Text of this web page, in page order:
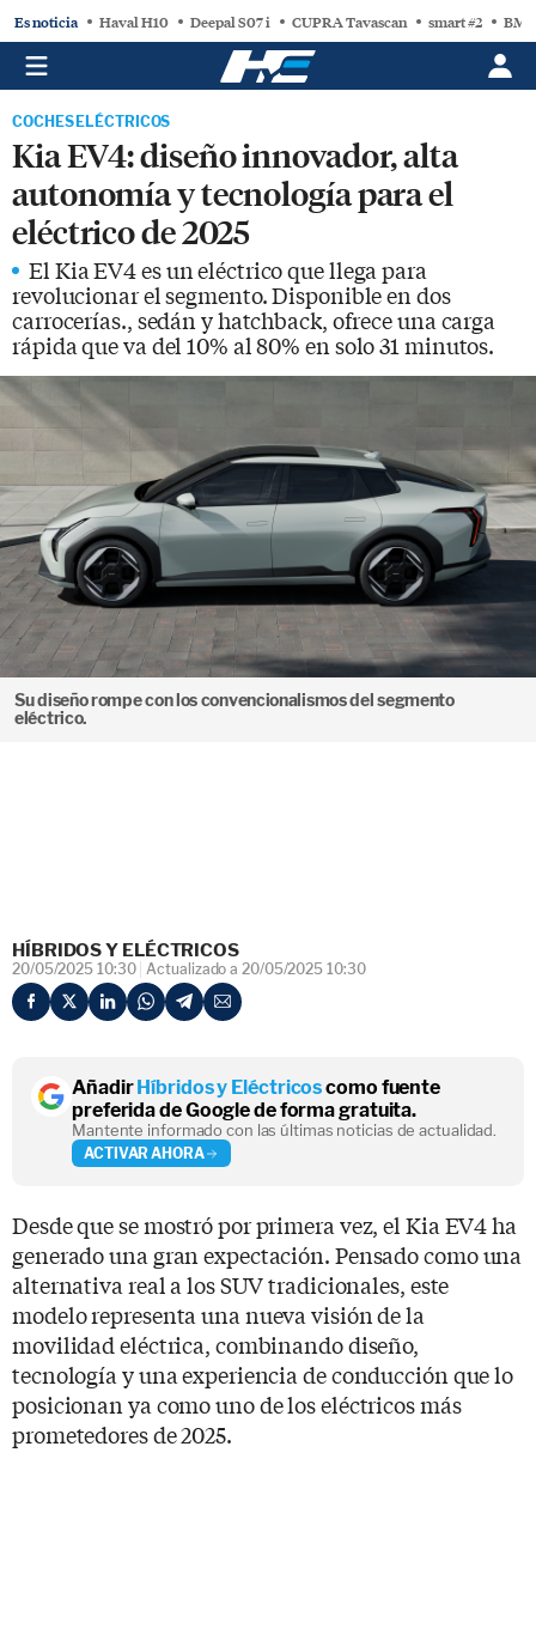
Es noticia Haval H10 Deepal S07 i CUPRA Tavascan smart #2
COCHES ELÉCTRICOS
Kia EV4: diseño innovador, alta
autonomía y tecnología para el
eléctrico de 2025
El Kia EV4 es un eléctrico que llega para
revolucionar el segmento. Disponible en dos
carrocerías., sedán y hatchback, ofrece una carga
rápida que va del 10% al 80% en solo 31 minutos.
Su diseño rompe con los convencionalismos del segmento
eléctrico.
HÍBRIDOS Y ELÉCTRICOS
20/05/2025 10:30 Actualizado a 20/05/2025 10:30
AñadirHíbridos y Eléctricoscomo fuente
preferida de Google de forma gratuita.
Mantente informado con las últimas noticias de actualidad.
ACTIVAR AHORA
Desde que se mostró por primera vez, el Kia EV4 ha
generado una gran expectación. Pensado como una
alternativa real a los SUV tradicionales, este
modelo representa una nueva visión de la
movilidad eléctrica, combinando diseño,
tecnología y una experiencia de conducción que lo
posicionan ya como uno de los eléctricos más
prometedores de 2025.